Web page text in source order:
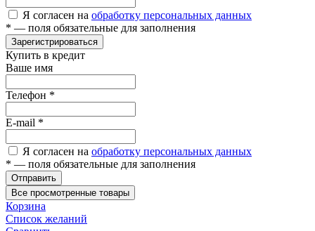
Я согласен на обработку персональных данных
* — поля обязательные для заполнения
Зарегистрироваться
Купить в кредит
Ваше имя
Телефон *
E-mail *
Я согласен на обработку персональных данных
* — поля обязательные для заполнения
Отправить
Все просмотренные товары
Корзина
Список желаний